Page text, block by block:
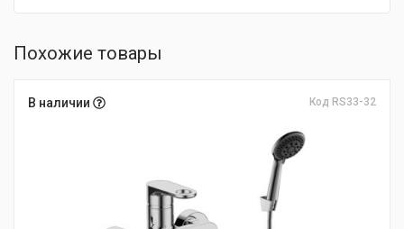
Похожие товары
В наличии Код RS33-32